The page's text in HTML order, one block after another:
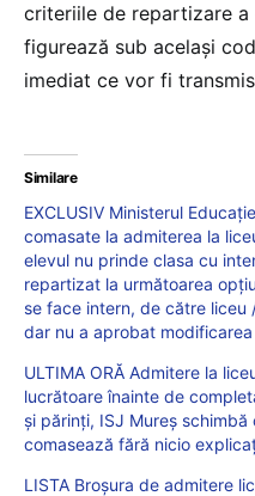
criteriile de repartizare
figurează sub același
imediat ce vor fi
Similare
EXCLUSIV Ministerul
comasate la admiterea la
elevul nu prinde clasa cu
repartizat la următoarea
se face intern, de către liceu
dar nu a aprobat
ULTIMA ORĂ Admitere la
lucrătoare înainte de
și părinți, ISJ Mureș
comasează fără nicio
LISTA Broșura de admitere